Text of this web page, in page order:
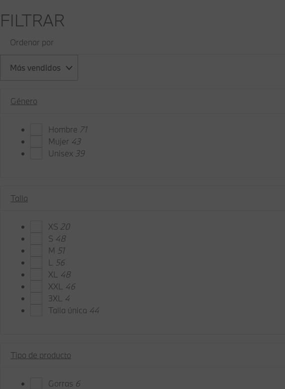
FILTRAR
Ordenar por
Más vendidos
Género
Hombre 71
Mujer 43
Unisex 39
Talla
XS 20
S 48
M 51
L
56
XL 48
XXL 46
3XL 4
Talla única 44
Tipo de producto
Gorras 6